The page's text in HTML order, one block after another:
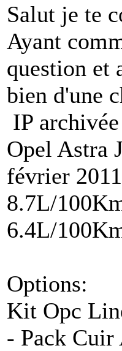
Salut je te
Ayant
question et
bien d'une
IP archivée
Opel Astra
février
8.7L/
6.4L/
Options:
Kit Opc
- Pack Cuir